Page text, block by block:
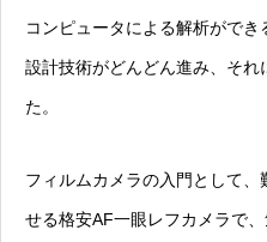
コンピュータによる解析がで
設計技術がどんどん進み、そ
た。
フィルムカメラの入門として
せる格安AF一眼レフカメラで